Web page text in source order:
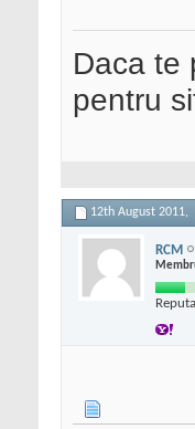
Daca te
pentru
12th August 2011,
RCM